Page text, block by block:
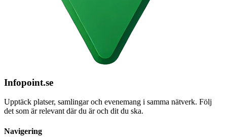
Infopoint.se
Upptäck platser, samlingar och evenemang i samma nätverk. Följ
det som är relevant där du är och dit du ska.
Navigering